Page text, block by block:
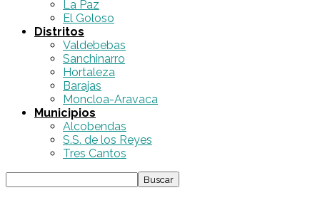
La Paz
El Goloso
Distritos
Valdebebas
Sanchinarro
Hortaleza
Barajas
Moncloa-Aravaca
Municipios
Alcobendas
S.S. de los Reyes
Tres Cantos